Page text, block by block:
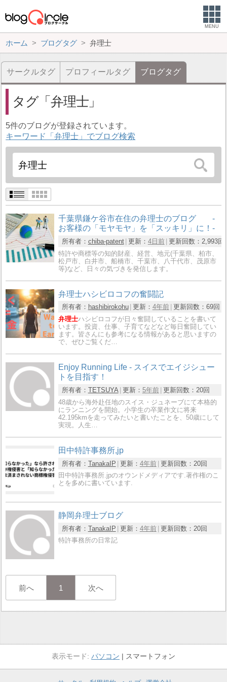
MENU
ホーム ブログタグ 弁理士
サークルタグ プロフィールタグ ブログタグ
タグ 弁理士
5件のブログが登録されています。
キーワード「弁理士」でブログ検索
千葉県鎌ケ谷市在住の弁理士のブログ -
お客様の「モヤモヤ」を「スッキリ」に！-
所有者： chiba-patent 更新： 4日前 更新回数： 2,993回
特許や商標等の知的財産、経営、地元(千葉県、柏市、
松戸市、白井市、船橋市、千葉市、八千代市、茂原市
等)など、日々の気づきを発信します。
弁理士ハシビロコフの奮闘記
所有者： hashibirokohu 更新： 4年前 更新回数： 69回
弁理士ハシビロコフが日々奮闘していることを書いて
います。投資、仕事、子育てなどなど毎日奮闘してい
ます。皆さんにも参考になる情報があると思いますの
で、ぜひご覧くだ…
Enjoy Running Life - スイスでエイジシュー
トを目指す！
所有者： TETSUYA 更新： 5年前 更新回数： 20回
48歳から海外赴任地のスイス・ジュネーブにて本格的
にランニングを開始。小学生の卒業作文に将来
42.195kmを走ってみたいと書いたことを、50歳にして
実現。人生…
田中特許事務所,jp
所有者： TanakaIP 更新： 4年前 更新回数： 20回
田中特許事務所.jpのオウンドメディアです.著作権のこ
とを多めに書いています.
静岡弁理士ブログ
所有者： TanakaIP 更新： 4年前 更新回数： 20回
特許事務所の日常記
前へ 1 次へ
パソコン スマートフォン